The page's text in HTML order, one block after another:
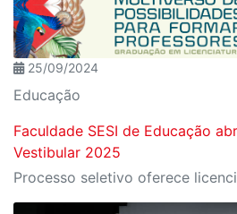
25/09/2024
Educação
Faculdade SESI de Educação
Vestibular 2025